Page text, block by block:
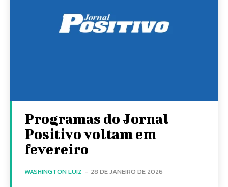
Programas do Jornal
Positivo voltam em
fevereiro
WASHINGTON LUIZ - 28 DE JANEIRO DE 2026